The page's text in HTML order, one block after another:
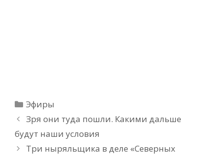
Рубрики
Эфиры
Зря они туда пошли. Какими дальше
будут наши условия
Три ныряльщика в деле «Северных